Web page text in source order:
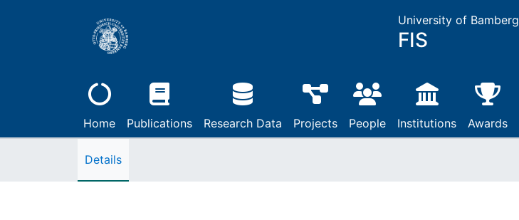
University of Bamberg
FIS
Home Publications Research Data Projects People Institutions Awards
Details